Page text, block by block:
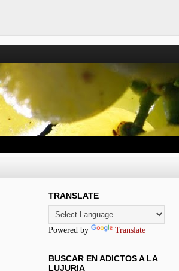
TRANSLATE
Powered by Translate
BUSCAR EN ADICTOS A LA
LUJURIA